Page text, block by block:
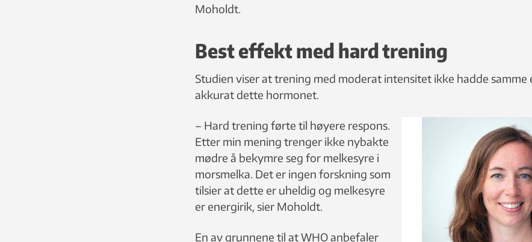
Moholdt.
Best effekt med hard trening
Studien viser at trening med moderat intensitet ikke hadde samme
akkurat dette hormonet.
– Hard trening førte til høyere respons.
Etter min mening trenger ikke nybakte
mødre å bekymre seg for melkesyre i
morsmelka. Det er ingen forskning som
tilsier at dette er uheldig og melkesyre
er energirik, sier Moholdt.
En av grunnene til at WHO anbefaler